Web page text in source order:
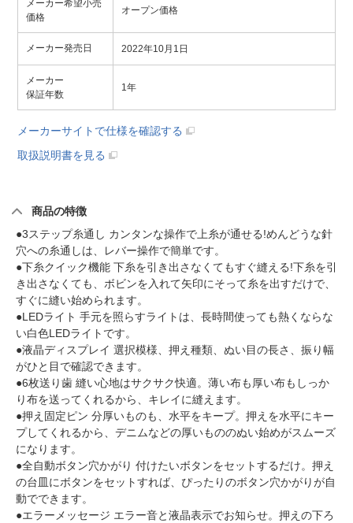
メーカー希望小売
価格
オープン価格
メーカー発売日 2022年10月1日
メーカー
保証年数
1年
メーカーサイトで仕様を確認する
取扱説明書を見る
商品の特徴
●3ステップ糸通し カンタンな操作で上糸が通せる!めんどうな針
穴への糸通しは、レバー操作で簡単です。
●下糸クイック機能 下糸を引き出さなくてもすぐ縫える!下糸を引
き出さなくても、ボビンを入れて矢印にそって糸を出すだけで、
すぐに縫い始められます。
●LEDライト 手元を照らすライトは、長時間使っても熱くならな
い白色LEDライトです。
●液晶ディスプレイ 選択模様、押え種類、ぬい目の長さ、振り幅
がひと目で確認できます。
●6枚送り歯 縫い心地はサクサク快適。薄い布も厚い布もしっか
り布を送ってくれるから、キレイに縫えます。
●押え固定ピン 分厚いものも、水平をキープ。押えを水平にキー
プしてくれるから、デニムなどの厚いもののぬい始めがスムーズ
になります。
●全自動ボタン穴かがり 付けたいボタンをセットするだけ。押え
の台皿にボタンをセットすれば、ぴったりのボタン穴かがりが自
動でできます。
●エラーメッセージ エラー音と液晶表示でお知らせ。押えの下ろ